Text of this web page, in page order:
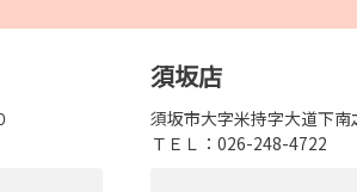
須坂店
須坂市大字米持字大道下南
ＴＥＬ：026-248-4722